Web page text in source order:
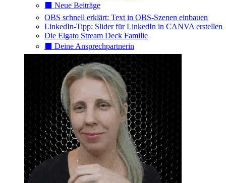
⬛️ Neue Beiträge
OBS schnell erklärt: Text in OBS-Szenen einbauen
LinkedIn-Tipp: Slider für LinkedIn in CANVA erstellen
Die Elgato Stream Deck Familie
⬛️ Deine Ansprechpartnerin